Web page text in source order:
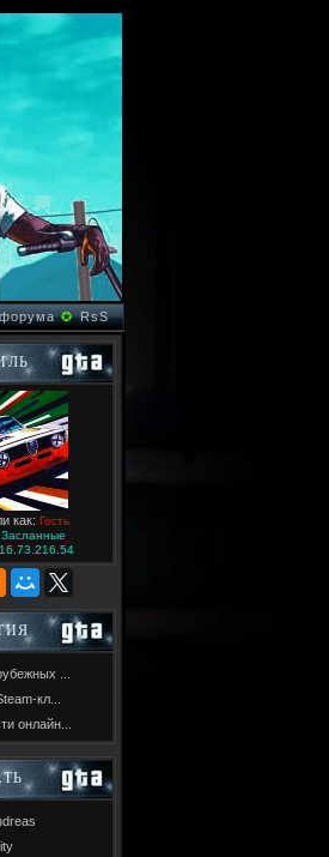
✪RsS
как: Гость
Засланные
...
кл...
онлайн...